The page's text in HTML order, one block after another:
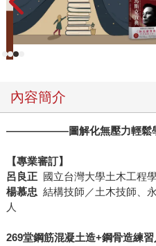
內容簡介
――――――圖解化無壓力輕
【專業審訂】
呂良正國立台灣大學土木工程
楊慕忠 結構技師／土木技師、
人
269堂鋼筋混凝土造+鋼骨造